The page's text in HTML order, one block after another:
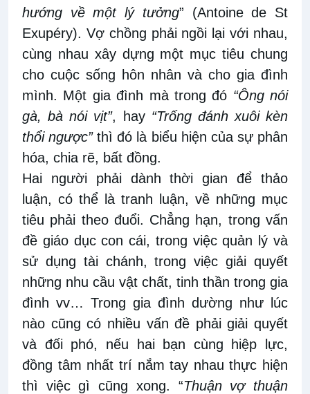
hướng về một lý tưởng” (Antoine de St
Exupéry). Vợ chồng phải ngồi lại với nhau,
cùng nhau xây dựng một mục tiêu chung
cho cuộc sống hôn nhân và cho gia đình
mình. Một gia đình mà trong đó “Ông nói
gà, bà nói vịt”, hay “Trống đánh xuôi kèn
thổi ngược”thì đó là biểu hiện của sự phân
hóa, chia rẽ, bất đồng.
Hai người phải dành thời gian để thảo
luận, có thể là tranh luận, về những mục
tiêu phải theo đuổi. Chẳng hạn, trong vấn
đề giáo dục con cái, trong việc quản lý và
sử dụng tài chánh, trong việc giải quyết
những nhu cầu vật chất, tinh thần trong gia
đình vv… Trong gia đình dường như lúc
nào cũng có nhiều vấn đề phải giải quyết
và đối phó, nếu hai bạn cùng hiệp lực,
đồng tâm nhất trí nắm tay nhau thực hiện
thì việc gì cũng xong. “Thuận vợ thuận